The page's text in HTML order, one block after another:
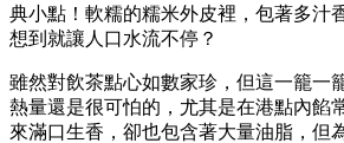
典小點！軟糯的糯米外皮裡，包著多汁
想到就讓人口水流不停？
雖然對飲茶點心如數家珍，但這一籠一
熱量還是很可怕的，尤其是在港點內餡
來滿口生香，卻也包含著大量油脂，但